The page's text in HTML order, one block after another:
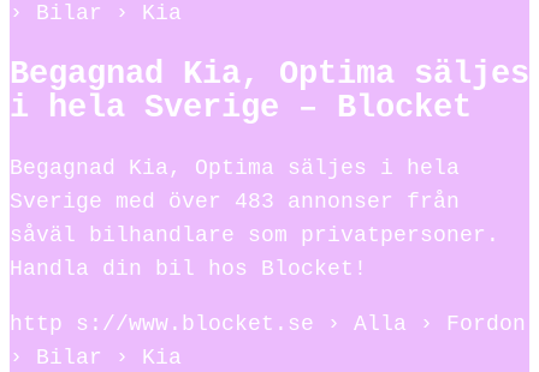
› Bilar › Kia
Begagnad Kia, Optima säljes
i hela Sverige – Blocket
Begagnad Kia, Optima säljes i hela
Sverige med över 483 annonser från
såväl bilhandlare som privatpersoner.
Handla din bil hos Blocket!
http s://www.blocket.se › Alla › Fordon
› Bilar › Kia